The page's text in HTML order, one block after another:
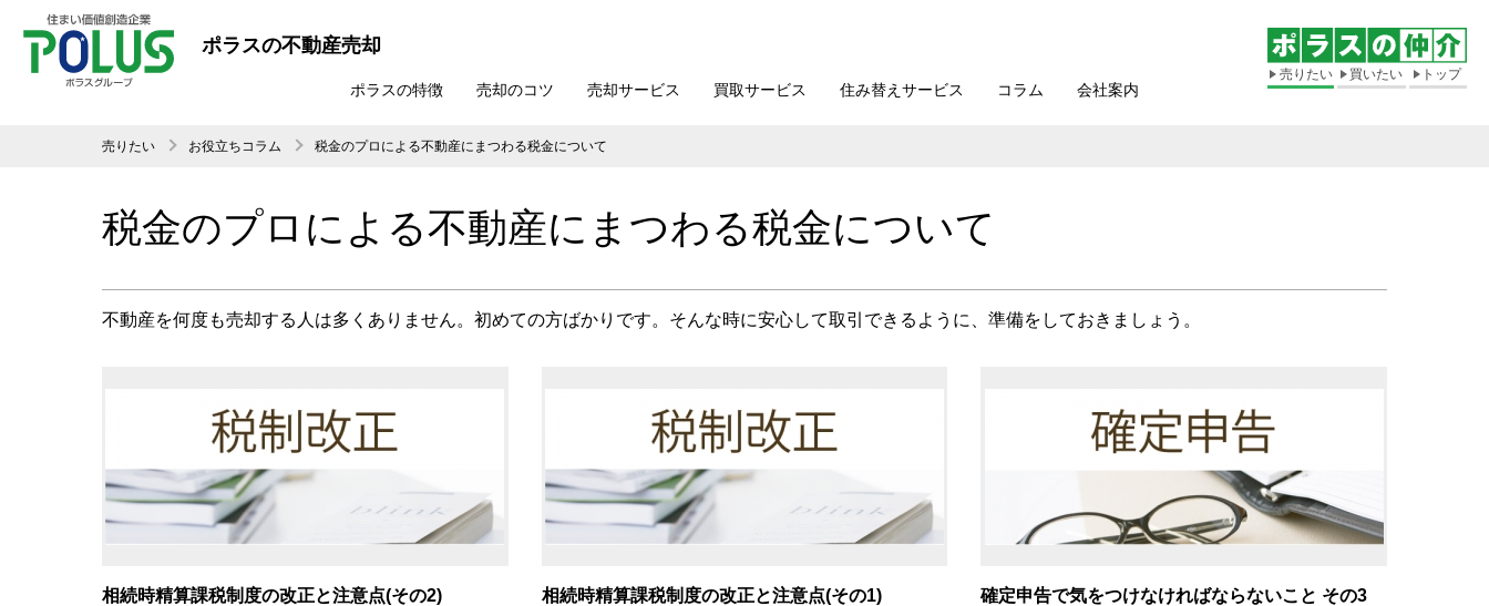
ポラスの不動産売却
ポラスの特徴 売却のコツ 売却サービス 買取サービス 住み替えサービス コラム 会社案内
売りたい 買いたい トップ
売りたい お役立ちコラム 税金のプロによる不動産にまつわる税金について
税金のプロによる不動産にまつわる税金について
不動産を何度も売却する人は多くありません。初めての方ばかりです。そんな時に安心して取引できるように、準備をしておきましょう。
相続時精算課税制度の改正と注意点(その2) 相続時精算課税制度の改正と注意点(その1) 確定申告で気をつけなければならないこと その3